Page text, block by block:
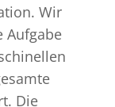
Wir
Aufgabe
Die